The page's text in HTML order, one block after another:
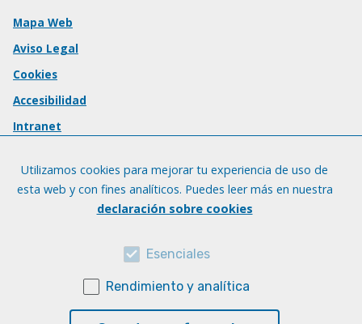
Mapa Web
Aviso Legal
Cookies
Accesibilidad
Intranet
Utilizamos cookies para mejorar tu experiencia de uso de
esta web y con fines analíticos. Puedes leer más en nuestra
declaración sobre cookies
Esenciales
Rendimiento y analítica